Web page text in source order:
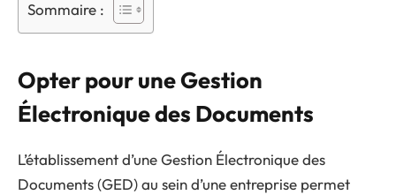
Sommaire :
Opter pour une Gestion
Électronique des Documents
L’établissement d’une Gestion Électronique des
Documents (GED) au sein d’une entreprise permet